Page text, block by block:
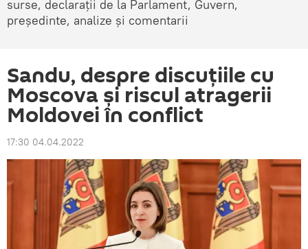
surse, declarații de la Parlament, Guvern,
președinte, analize și comentarii
Sandu, despre discuțiile cu
Moscova și riscul atragerii
Moldovei în conflict
17:30 04.04.2022